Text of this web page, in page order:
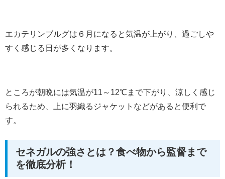
エカテリンブルグは６月になると気温が上がり、過ごしや
すく感じる日が多くなります。
ところが朝晩には気温が11～12℃まで下がり、涼しく感じ
られるため、上に羽織るジャケットなどがあると便利で
す。
セネガルの強さとは？食べ物から監督まで
を徹底分析！